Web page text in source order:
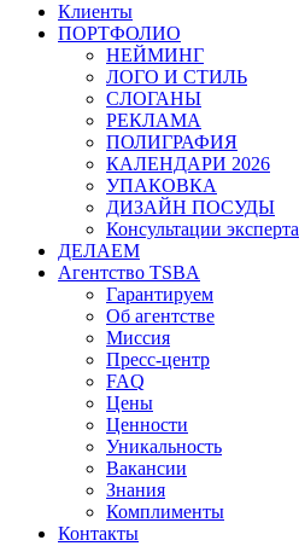
Клиенты
ПОРТФОЛИО
НЕЙМИНГ
ЛОГО И СТИЛЬ
СЛОГАНЫ
РЕКЛАМА
ПОЛИГРАФИЯ
КАЛЕНДАРИ 2026
УПАКОВКА
ДИЗАЙН ПОСУДЫ
Консультации эксперта
ДЕЛАЕМ
Агентство TSBA
Гарантируем
Об агентстве
Миссия
Пресс-центр
FAQ
Цены
Ценности
Уникальность
Вакансии
Знания
Комплименты
Контакты